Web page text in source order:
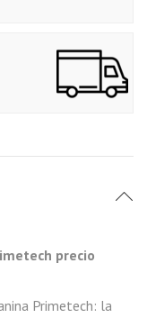
precio
Primetech: la